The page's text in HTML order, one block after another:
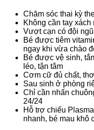
Chăm sóc thai kỳ
Không cần tay
Vượt cạn có đội
Bé được tiêm
ngay khi vừa chào
Bé được vệ sinh,
léo, tận tâm
Cơm cữ đủ chất,
Sau sinh ở phòng
Chỉ cần nhấn
24/24
Hỗ trợ chiếu
nhanh, bé mau khô